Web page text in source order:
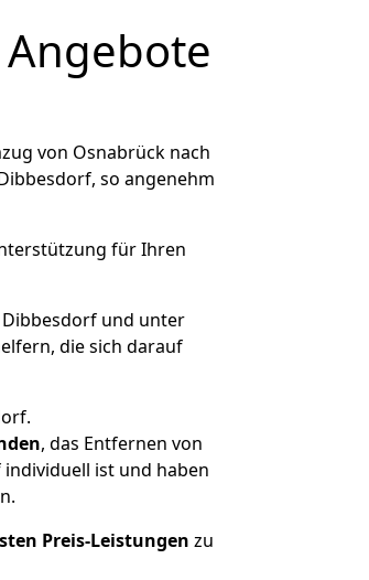
von Osnabrück nach
so angenehm
für Ihren
und unter
die sich darauf
, das Entfernen von
ist und haben
Preis-Leistungen zu